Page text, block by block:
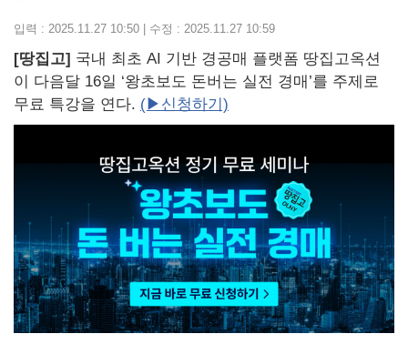
입력 : 2025.11.27 10:50 | 수정 : 2025.11.27 10:59
[땅집고] 국내 최초 AI 기반 경공매 플랫폼 땅집고옥션
이 다음달 16일 ‘왕초보도 돈버는 실전 경매’를 주제로
무료 특강을 연다. (▶신청하기)